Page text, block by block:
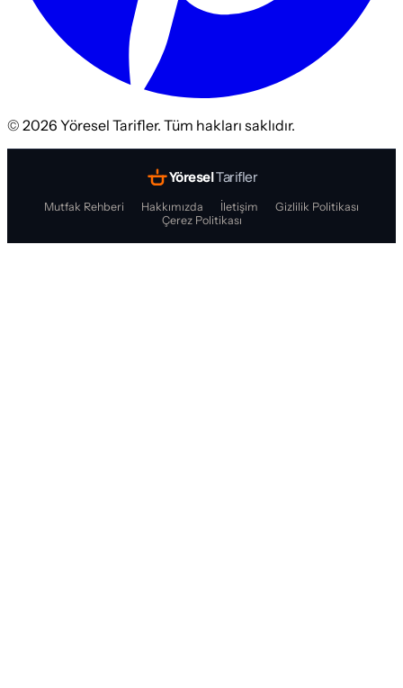
© 2026 Yöresel Tarifler. Tüm hakları saklıdır.
YöreselTarifler
Mutfak Rehberi Hakkımızda İletişim
Gizlilik Politikası
Çerez Politikası